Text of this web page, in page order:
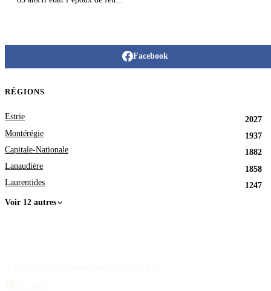
Facebook
RÉGIONS
Estrie
2027
Montérégie
1937
Capitale-Nationale
1882
Lanaudière
1858
Laurentides
1247
Voir 12 autres